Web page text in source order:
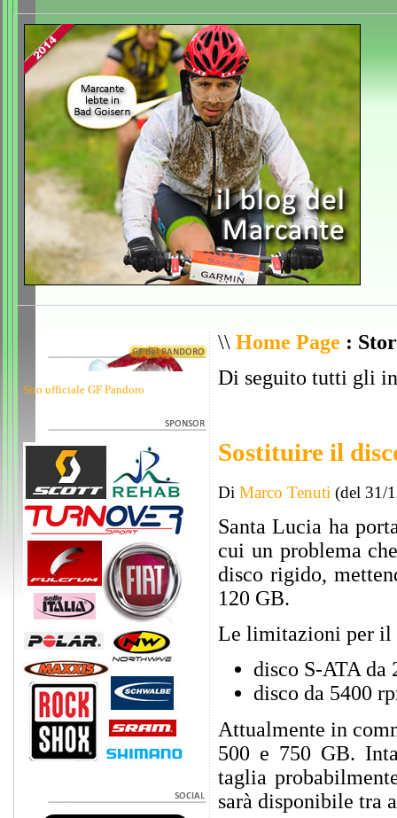
Sito ufficiale GF Pandoro
\\ Home Page :
Di seguito tutti gli
Sostituire il
Di Marco Tenuti (del 31/
Santa Lucia ha
cui un problema
disco rigido,
120 GB.
Le limitazioni per il
disco S-ATA
disco da 5400
Attualmente in
500 e 750 GB.
taglia
sarà disponibile tra